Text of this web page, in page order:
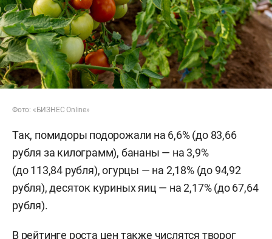
Фото: «БИЗНЕС Online»
Так, помидоры подорожали на 6,6% (до 83,66
рубля за килограмм), бананы — на 3,9%
(до 113,84 рубля), огурцы — на 2,18% (до 94,92
рубля), десяток куриных яиц — на 2,17% (до 67,64
рубля).
В рейтинге роста цен также числятся творог